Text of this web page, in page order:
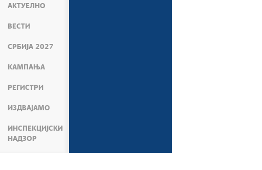
АКТУЕЛНО
ВЕСТИ
СРБИЈА 2027
КАМПАЊА
РЕГИСТРИ
ИЗДВАЈАМО
ИНСПЕКЦИЈСКИ
НАДЗОР